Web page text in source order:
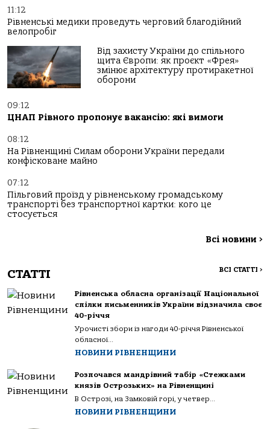
11:12
Рівненські медики проведуть черговий благодійний
велопробіг
Від захисту України до спільного
щита Європи: як проєкт «Фрея»
змінює архітектуру протиракетної
оборони
09:12
ЦНАП Рівного пропонує вакансію: які вимоги
08:12
На Рівненщині Силам оборони України передали
конфісковане майно
07:12
Пільговий проїзд у рівненському громадському
транспорті без транспортної картки: кого це
стосується
Всі новини >
СТАТТІ ВСІ СТАТТІ >
Рівненська обласна організації Національної
спілки письменників України відзначила своє
40-річчя
Урочисті збори із нагоди 40-річчя Рівненської
обласної...
НОВИНИ РІВНЕНЩИНИ
Розпочався мандрівний табір «Стежками
князів Острозьких» на Рівненщині
В Острозі, на Замковій горі, у четвер...
НОВИНИ РІВНЕНЩИНИ